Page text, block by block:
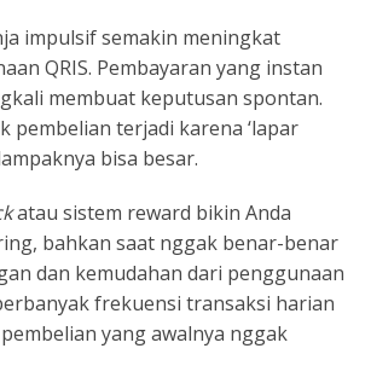
impulsif semakin meningkat
QRIS. Pembayaran yang instan
membuat keputusan spontan.
pembelian terjadi karena ‘lapar
bisa besar.
atau sistem reward bikin Anda
bahkan saat nggak benar-benar
dan kemudahan dari penggunaan
frekuensi transaksi harian
yang awalnya nggak